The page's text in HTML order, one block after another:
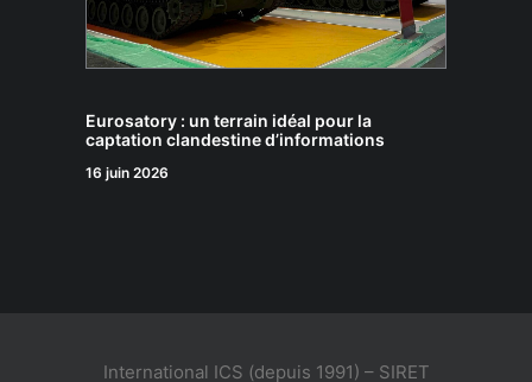
Eurosatory : un terrain idéal pour la
captation clandestine d’informations
16 juin 2026
International ICS (depuis 1991) – SIRET